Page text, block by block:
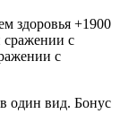
здоровья +1900
с
с
один вид. Бонус